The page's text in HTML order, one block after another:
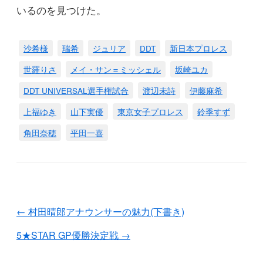
いるのを見つけた。
沙希様 瑞希 ジュリア DDT
新日本プロレス
世羅りさ
メイ・サン＝ミッシェル
坂崎ユカ
DDT UNIVERSAL選手権試合
渡辺未詩
伊藤麻希
上福ゆき
山下実優 東京女子プロレス
鈴季すず
角田奈穂
平田一喜
← 村田晴郎アナウンサーの魅力(下書き)
5★STAR GP優勝決定戦 →